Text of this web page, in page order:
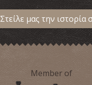
Στείλε μας την ιστορία
Member of